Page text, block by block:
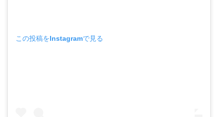
この投稿をInstagramで見る